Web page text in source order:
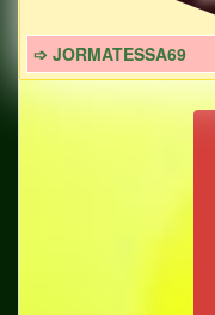
➩ JORMATESSA69